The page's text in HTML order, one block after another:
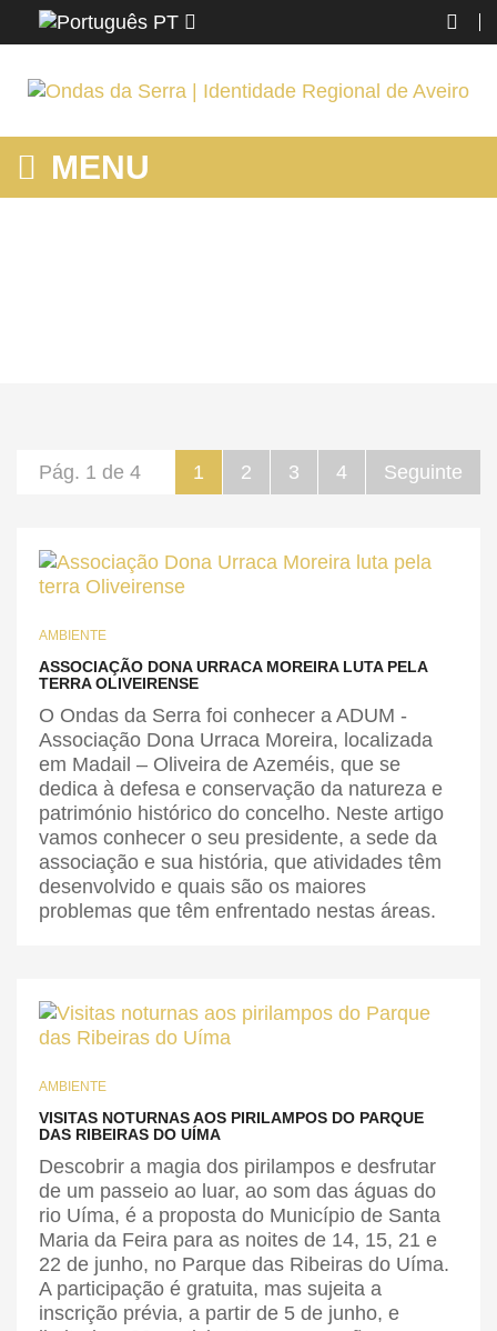
PT
MENU
1 2 3 4 Seguinte
Pág. 1 de 4
AMBIENTE
ASSOCIAÇÃO DONA URRACA MOREIRA LUTA PELA
TERRA OLIVEIRENSE
O Ondas da Serra foi conhecer a ADUM -
Associação Dona Urraca Moreira, localizada
em Madail – Oliveira de Azeméis, que se
dedica à defesa e conservação da natureza e
património histórico do concelho. Neste artigo
vamos conhecer o seu presidente, a sede da
associação e sua história, que atividades têm
desenvolvido e quais são os maiores
problemas que têm enfrentado nestas áreas.
AMBIENTE
VISITAS NOTURNAS AOS PIRILAMPOS DO PARQUE
DAS RIBEIRAS DO UÍMA
Descobrir a magia dos pirilampos e desfrutar
de um passeio ao luar, ao som das águas do
rio Uíma, é a proposta do Município de Santa
Maria da Feira para as noites de 14, 15, 21 e
22 de junho, no Parque das Ribeiras do Uíma.
A participação é gratuita, mas sujeita a
inscrição prévia, a partir de 5 de junho, e